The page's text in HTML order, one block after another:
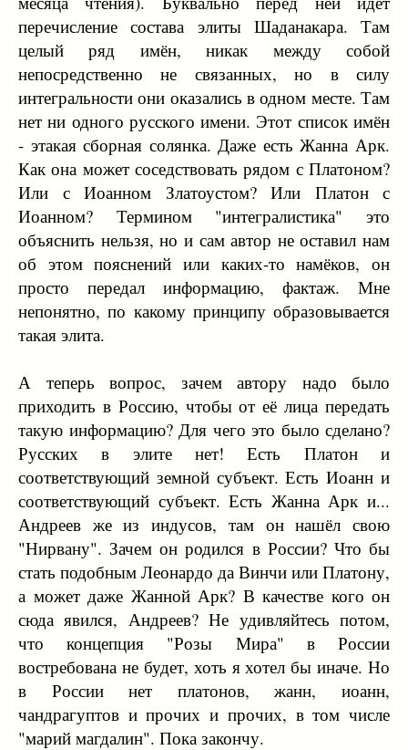
перечисление состава элиты Шаданакара. Там
целый ряд имён, никак между собой
непосредственно не связанных, но в силу
интегральности они оказались в одном месте. Там
нет ни одного русского имени. Этот список имён
- этакая сборная солянка. Даже есть Жанна Арк.
Как она может соседствовать рядом с Платоном?
Или с Иоанном Златоустом? Или Платон с
Иоанном? Термином "интегралистика" это
объяснить нельзя, но и сам автор не оставил нам
об этом пояснений или каких-то намёков, он
просто передал информацию, фактаж. Мне
непонятно, по какому принципу образовывается
такая элита.
А теперь вопрос, зачем автору надо было
приходить в Россию, чтобы от её лица передать
такую информацию? Для чего это было сделано?
Русских в элите нет! Есть Платон и
соответствующий земной субъект. Есть Иоанн и
соответствующий субъект. Есть Жанна Арк и...
Андреев же из индусов, там он нашёл свою
"Нирвану". Зачем он родился в России? Что бы
стать подобным Леонардо да Винчи или Платону,
а может даже Жанной Арк? В качестве кого он
сюда явился, Андреев? Не удивляйтесь потом,
что концепция "Розы Мира" в России
востребована не будет, хоть я хотел бы иначе. Но
в России нет платонов, жанн, иоанн,
чандрагуптов и прочих и прочих, в том числе
"марий магдалин". Пока закончу.